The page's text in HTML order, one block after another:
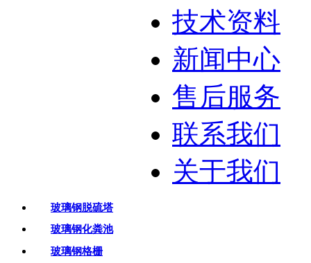
技术资料
新闻中心
售后服务
联系我们
关于我们
玻璃钢脱硫塔
玻璃钢化粪池
玻璃钢格栅